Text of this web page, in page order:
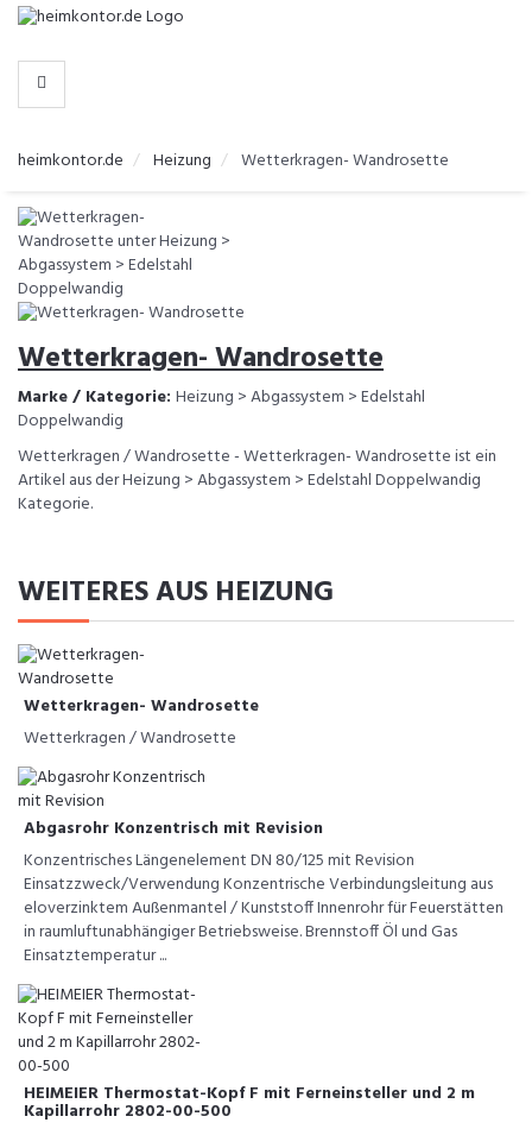
-
KATEGORIEN
heimkontor.de Heizung Wetterkragen- Wandrosette
Wetterkragen- Wandrosette
Marke / Kategorie: Heizung > Abgassystem > Edelstahl
Doppelwandig
Wetterkragen / Wandrosette - Wetterkragen- Wandrosette ist ein
Artikel aus der Heizung > Abgassystem > Edelstahl Doppelwandig
Kategorie.
WEITERES AUS HEIZUNG
Wetterkragen- Wandrosette
Wetterkragen / Wandrosette
Abgasrohr Konzentrisch mit Revision
Konzentrisches Längenelement DN 80/125 mit Revision
Einsatzzweck/Verwendung Konzentrische Verbindungsleitung aus
eloverzinktem Außenmantel / Kunststoff Innenrohr für Feuerstätten
in raumluftunabhängiger Betriebsweise. Brennstoff Öl und Gas
Einsatztemperatur ...
HEIMEIER Thermostat-Kopf F mit Ferneinsteller und 2 m
Kapillarrohr 2802-00-500